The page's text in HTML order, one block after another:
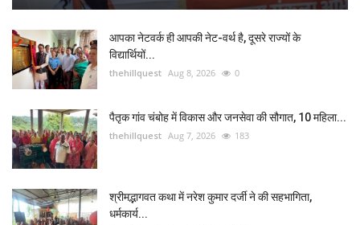
आपका नेटवर्क ही आपकी नेट-वर्थ है, दूसरे राज्यों के
विद्यार्थियों...
thehillquest Aug 8, 2026 0
पैतृक गांव चंबोह में विकास और जनसेवा की सौगात, 10 महिला...
thehillquest Aug 7, 2026 183
श्रीमद्भागवत कथा में नरेश कुमार दर्जी ने की सहभागिता,
धर्मकार्य...